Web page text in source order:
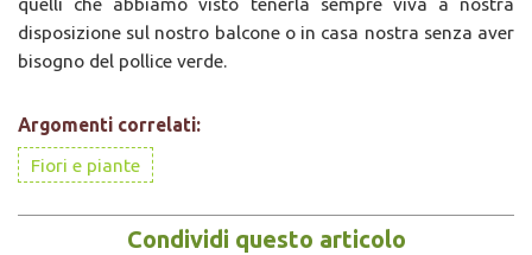
disposizione sul nostro balcone o in casa nostra senza aver
bisogno del pollice verde.
Argomenti correlati:
Fiori e piante
Condividi questo articolo